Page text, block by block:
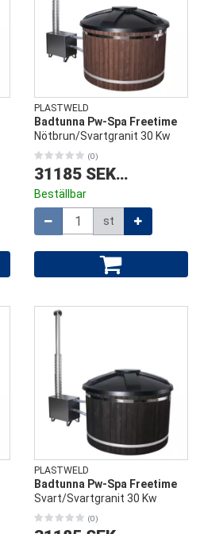
PLASTWELD
Badtunna Pw-Spa Freetime
Nötbrun/Svartgranit 30 Kw
(0)
31185 SEK
/
Beställbar
st
PLASTWELD
Badtunna Pw-Spa Freetime
Svart/Svartgranit 30 Kw
(0)